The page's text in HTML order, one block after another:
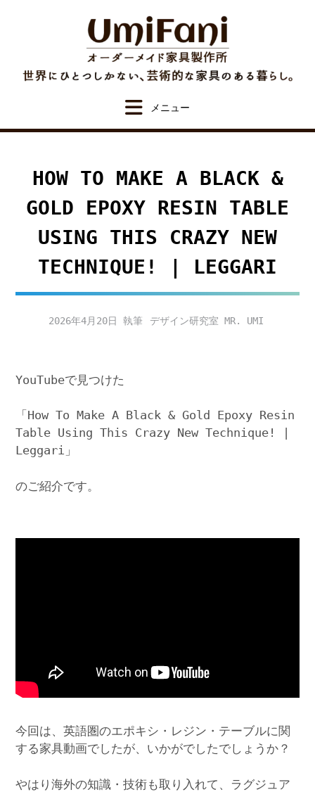
HOW TO MAKE A BLACK &
GOLD EPOXY RESIN TABLE
USING THIS CRAZY NEW
TECHNIQUE! | LEGGARI
2026年4月20日 デザイン研究室 MR. UMI
YouTubeで見つけた
「How To Make A Black & Gold Epoxy Resin
Table Using This Crazy New Technique! |
Leggari」
のご紹介です。
今回は、英語圏のエポキシ・レジン・テーブルに関
する家具動画でしたが、いかがでしたでしょうか？
やはり海外の知識・技術も取り入れて、ラグジュア